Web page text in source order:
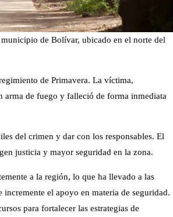
de Bolívar, ubicado en el norte del
de Primavera. La víctima,
arma de fuego y falleció de forma inmediata
del crimen y dar con los responsables. El
justicia y mayor seguridad en la zona.
a la región, lo que ha llevado a las
el apoyo en materia de seguridad.
para fortalecer las estrategias de